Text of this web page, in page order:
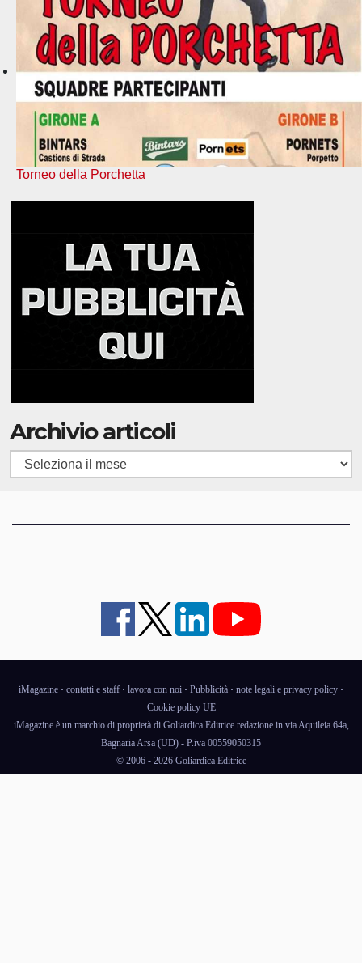
Torneo della Porchetta
Archivio articoli
Archivio
articoli
iMagazine · contatti e staff · lavora con noi · Pubblicità · note legali e privacy policy ·
Cookie policy UE
iMagazine è un marchio di proprietà di Goliardica Editrice redazione in via Aquileia 64a,
Bagnaria Arsa (UD) - P.iva 00559050315
© 2006 - 2026 Goliardica Editrice